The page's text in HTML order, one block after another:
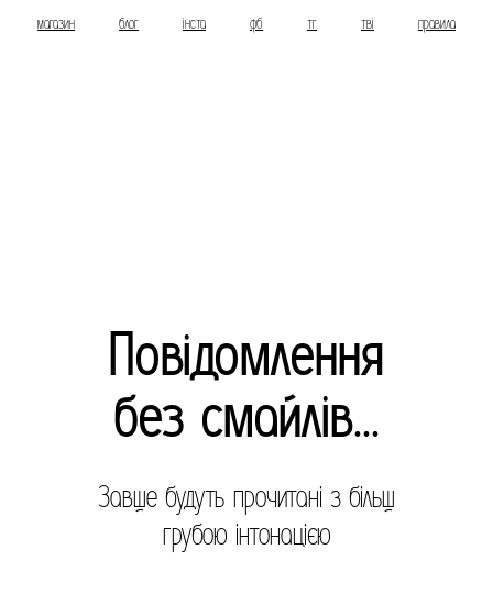
магазин блог інста фб тг тві правила
Повідомлення
без смайлів...
Завше будуть прочитані з більш
грубою інтонацією